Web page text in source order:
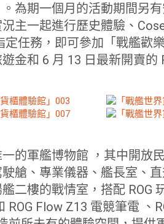
為期一個月的活動期間另
主一起進行歷史體驗、
任務，即可參加「戰艦歡
金和 6 月 13 日最新開賣的
的軍艦博物館 ，其中開放
艙、專業儀器、艦長室、
二樓的戰情室，搭配 ROG
ROG Flow Z13 電競筆電 、